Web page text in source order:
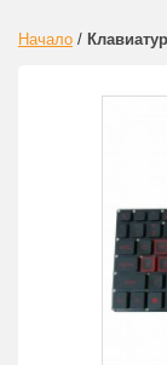
Начало /